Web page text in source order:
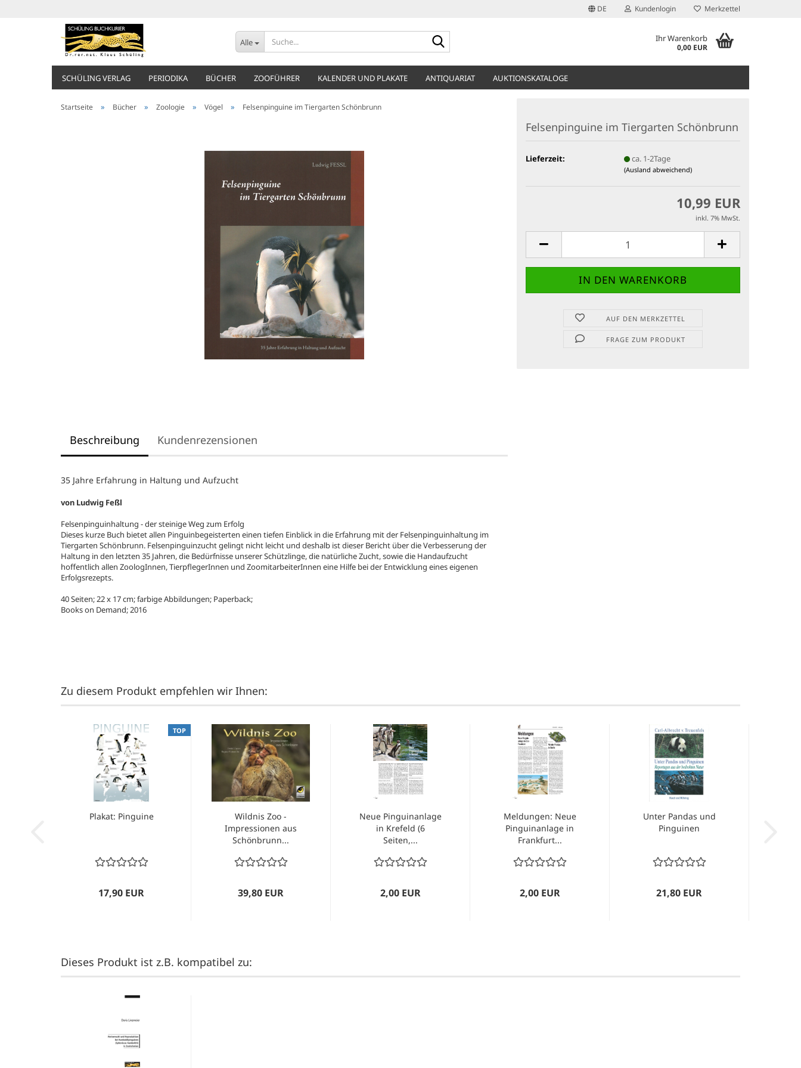
DE Kundenlogin Merkzettel
Alle Ihr Warenkorb
0,00 EUR
SCHÜLING VERLAG PERIODIKA BÜCHER ZOOFÜHRER KALENDER UND PLAKATE ANTIQUARIAT AUKTIONSKATALOGE
Startseite » Bücher » Zoologie » Vögel » Felsenpinguine im Tiergarten Schönbrunn
Felsenpinguine im Tiergarten Schönbrunn
Lieferzeit: ca. 1-2Tage
(Ausland abweichend)
10,99 EUR
inkl. 7% MwSt.
AUF DEN MERKZETTEL
FRAGE ZUM PRODUKT
Beschreibung Kundenrezensionen
35 Jahre Erfahrung in Haltung und Aufzucht
von Ludwig Feßl
Felsenpinguinhaltung - der steinige Weg zum Erfolg
Dieses kurze Buch bietet allen Pinguinbegeisterten einen tiefen Einblick in die Erfahrung mit der Felsenpinguinhaltung im
Tiergarten Schönbrunn. Felsenpinguinzucht gelingt nicht leicht und deshalb ist dieser Bericht über die Verbesserung der
Haltung in den letzten 35 Jahren, die Bedürfnisse unserer Schützlinge, die natürliche Zucht, sowie die Handaufzucht
hoffentlich allen ZoologInnen, TierpflegerInnen und ZoomitarbeiterInnen eine Hilfe bei der Entwicklung eines eigenen
Erfolgsrezepts.
40 Seiten; 22 x 17 cm; farbige Abbildungen; Paperback;
Books on Demand; 2016
Zu diesem Produkt empfehlen wir Ihnen:
TOP
Plakat: Pinguine
17,90 EUR
Wildnis Zoo -
Impressionen aus
Schönbrunn...
39,80 EUR
Neue Pinguinanlage
in Krefeld (6
Seiten,...
2,00 EUR
Meldungen: Neue
Pinguinanlage in
Frankfurt...
2,00 EUR
Unter Pandas und
Pinguinen
21,80 EUR
Dieses Produkt ist z.B. kompatibel zu: